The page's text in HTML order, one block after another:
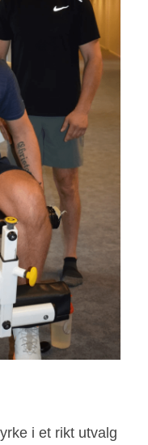
i et rikt utvalg